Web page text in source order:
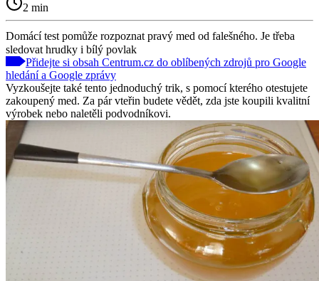
2 min
Domácí test pomůže rozpoznat pravý med od falešného. Je třeba
sledovat hrudky i bílý povlak
Přidejte si obsah Centrum.cz do oblíbených zdrojů pro Google
hledání a Google zprávy
Vyzkoušejte také tento jednoduchý trik, s pomocí kterého otestujete
zakoupený med. Za pár vteřin budete vědět, zda jste koupili kvalitní
výrobek nebo naletěli podvodníkovi.